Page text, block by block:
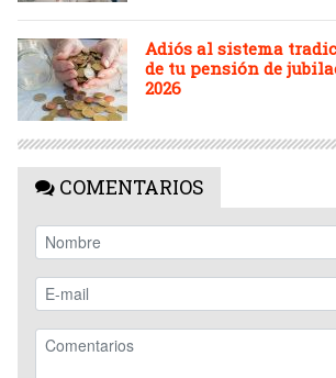
Adiós al sistema
de tu pensión de
2026
COMENTARIOS